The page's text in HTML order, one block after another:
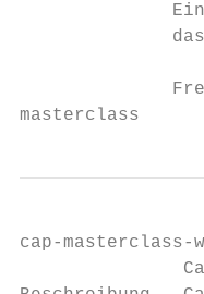
masterclass
cap-masterclass-